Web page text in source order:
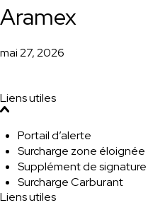
Aramex
mai 27, 2026
Liens utiles
Portail d’alerte
Surcharge zone éloignée
Supplément de signature
Surcharge Carburant
Liens utiles